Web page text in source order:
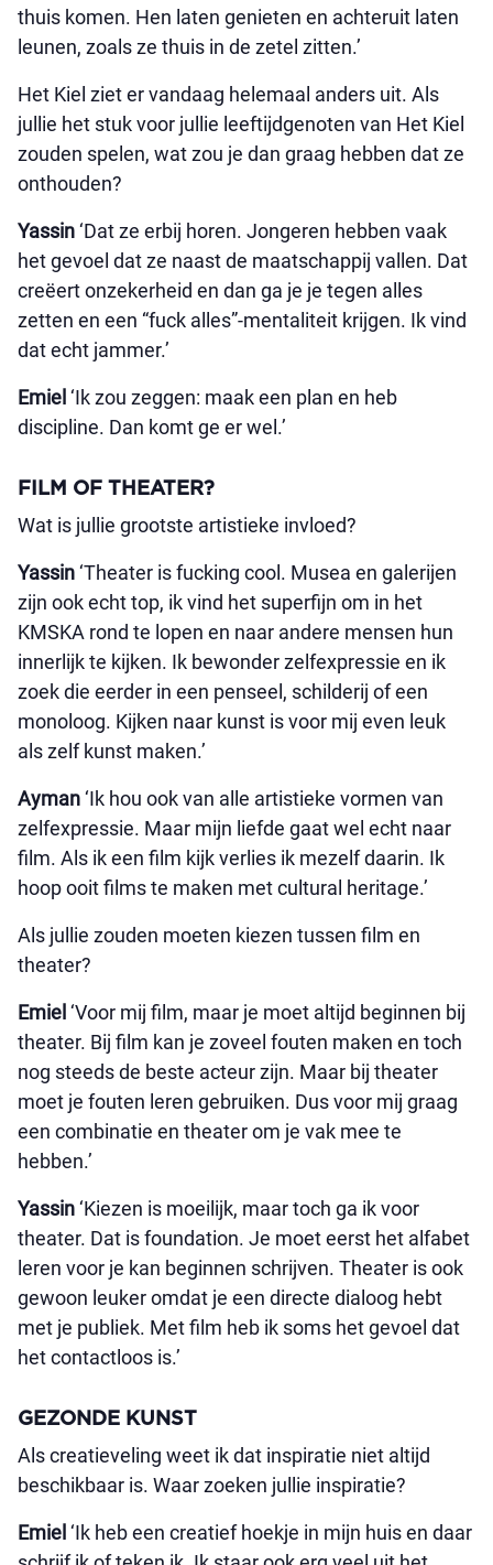
thuis komen. Hen laten genieten en achteruit laten
leunen, zoals ze thuis in de zetel zitten.’
Het Kiel ziet er vandaag helemaal anders uit. Als
jullie het stuk voor jullie leeftijdgenoten van Het Kiel
zouden spelen, wat zou je dan graag hebben dat ze
onthouden?
Yassin‘Dat ze erbij horen. Jongeren hebben vaak
het gevoel dat ze naast de maatschappij vallen. Dat
creëert onzekerheid en dan ga je je tegen alles
zetten en een “fuck alles”-mentaliteit krijgen. Ik vind
dat echt jammer.’
Emiel ‘Ik zou zeggen: maak een plan en heb
discipline. Dan komt ge er wel.’
FILM OF THEATER?
Wat is jullie grootste artistieke invloed?
Yassin‘Theater is fucking cool. Musea en galerijen
zijn ook echt top, ik vind het superfijn om in het
KMSKA rond te lopen en naar andere mensen hun
innerlijk te kijken. Ik bewonder zelfexpressie en ik
zoek die eerder in een penseel, schilderij of een
monoloog. Kijken naar kunst is voor mij even leuk
als zelf kunst maken.’
Ayman‘Ik hou ook van alle artistieke vormen van
zelfexpressie. Maar mijn liefde gaat wel echt naar
film. Als ik een film kijk verlies ik mezelf daarin. Ik
hoop ooit films te maken met cultural heritage.’
Als jullie zouden moeten kiezen tussen film en
theater?
Emiel ‘Voor mij film, maar je moet altijd beginnen bij
theater. Bij film kan je zoveel fouten maken en toch
nog steeds de beste acteur zijn. Maar bij theater
moet je fouten leren gebruiken. Dus voor mij graag
een combinatie en theater om je vak mee te
hebben.’
Yassin‘Kiezen is moeilijk, maar toch ga ik voor
theater. Dat is foundation. Je moet eerst het alfabet
leren voor je kan beginnen schrijven. Theater is ook
gewoon leuker omdat je een directe dialoog hebt
met je publiek. Met film heb ik soms het gevoel dat
het contactloos is.’
GEZONDE KUNST
Als creatieveling weet ik dat inspiratie niet altijd
beschikbaar is. Waar zoeken jullie inspiratie?
Emiel ‘Ik heb een creatief hoekje in mijn huis en daar